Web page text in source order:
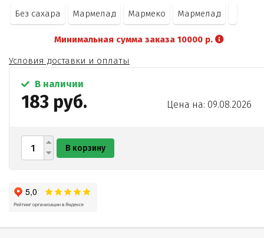
Без сахара Мармелад Мармеко Мармелад
Минимальная сумма заказа 10000 р.
Условия доставки и оплаты
В наличии
183 руб. Цена на: 09.08.2026
В корзину